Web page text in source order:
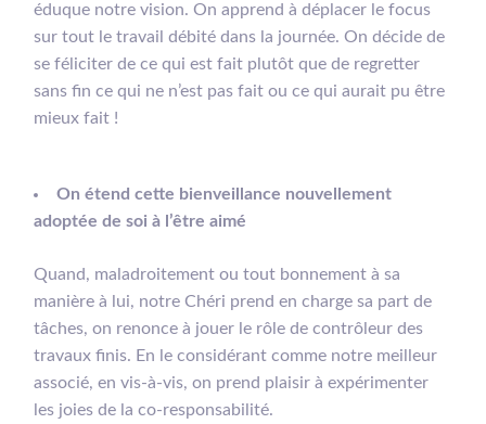
éduque notre vision. On apprend à déplacer le focus
sur tout le travail débité dans la journée. On décide de
se féliciter de ce qui est fait plutôt que de regretter
sans fin ce qui ne n’est pas fait ou ce qui aurait pu être
mieux fait !
On étend cette bienveillance nouvellement
adoptée de soi à l’être aimé
Quand, maladroitement ou tout bonnement à sa
manière à lui, notre Chéri prend en charge sa part de
tâches, on renonce à jouer le rôle de contrôleur des
travaux finis. En le considérant comme notre meilleur
associé, en vis-à-vis, on prend plaisir à expérimenter
les joies de la co-responsabilité.